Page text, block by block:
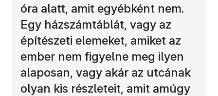
óra alatt, amit egyébként nem.
Egy házszámtáblát, vagy az
építészeti elemeket, amiket az
ember nem figyelne meg ilyen
alaposan, vagy akár az utcának
olyan kis részleteit, amit amúgy